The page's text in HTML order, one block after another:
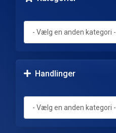
Handlinger